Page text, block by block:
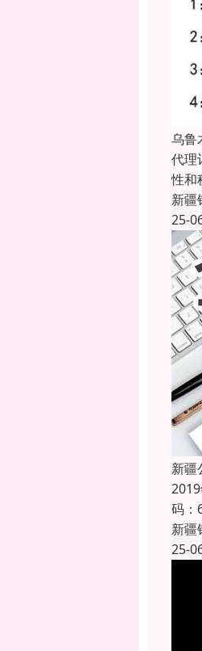
乌鲁
代理
性和
新疆
25-
新疆
码：
新疆
25-